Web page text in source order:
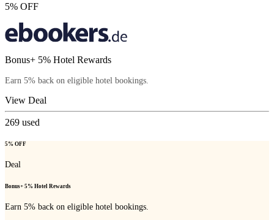
5% OFF
Bonus+ 5% Hotel Rewards
Earn 5% back on eligible hotel bookings.
View Deal
269 used
5% OFF
Deal
Bonus+ 5% Hotel Rewards
Earn 5% back on eligible hotel bookings.